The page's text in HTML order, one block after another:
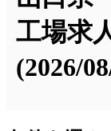
工場求
(2026/